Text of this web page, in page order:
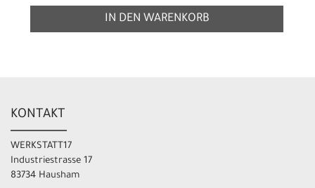
IN DEN WARENKORB
KONTAKT
WERKSTATT17
Industriestrasse 17
83734 Hausham